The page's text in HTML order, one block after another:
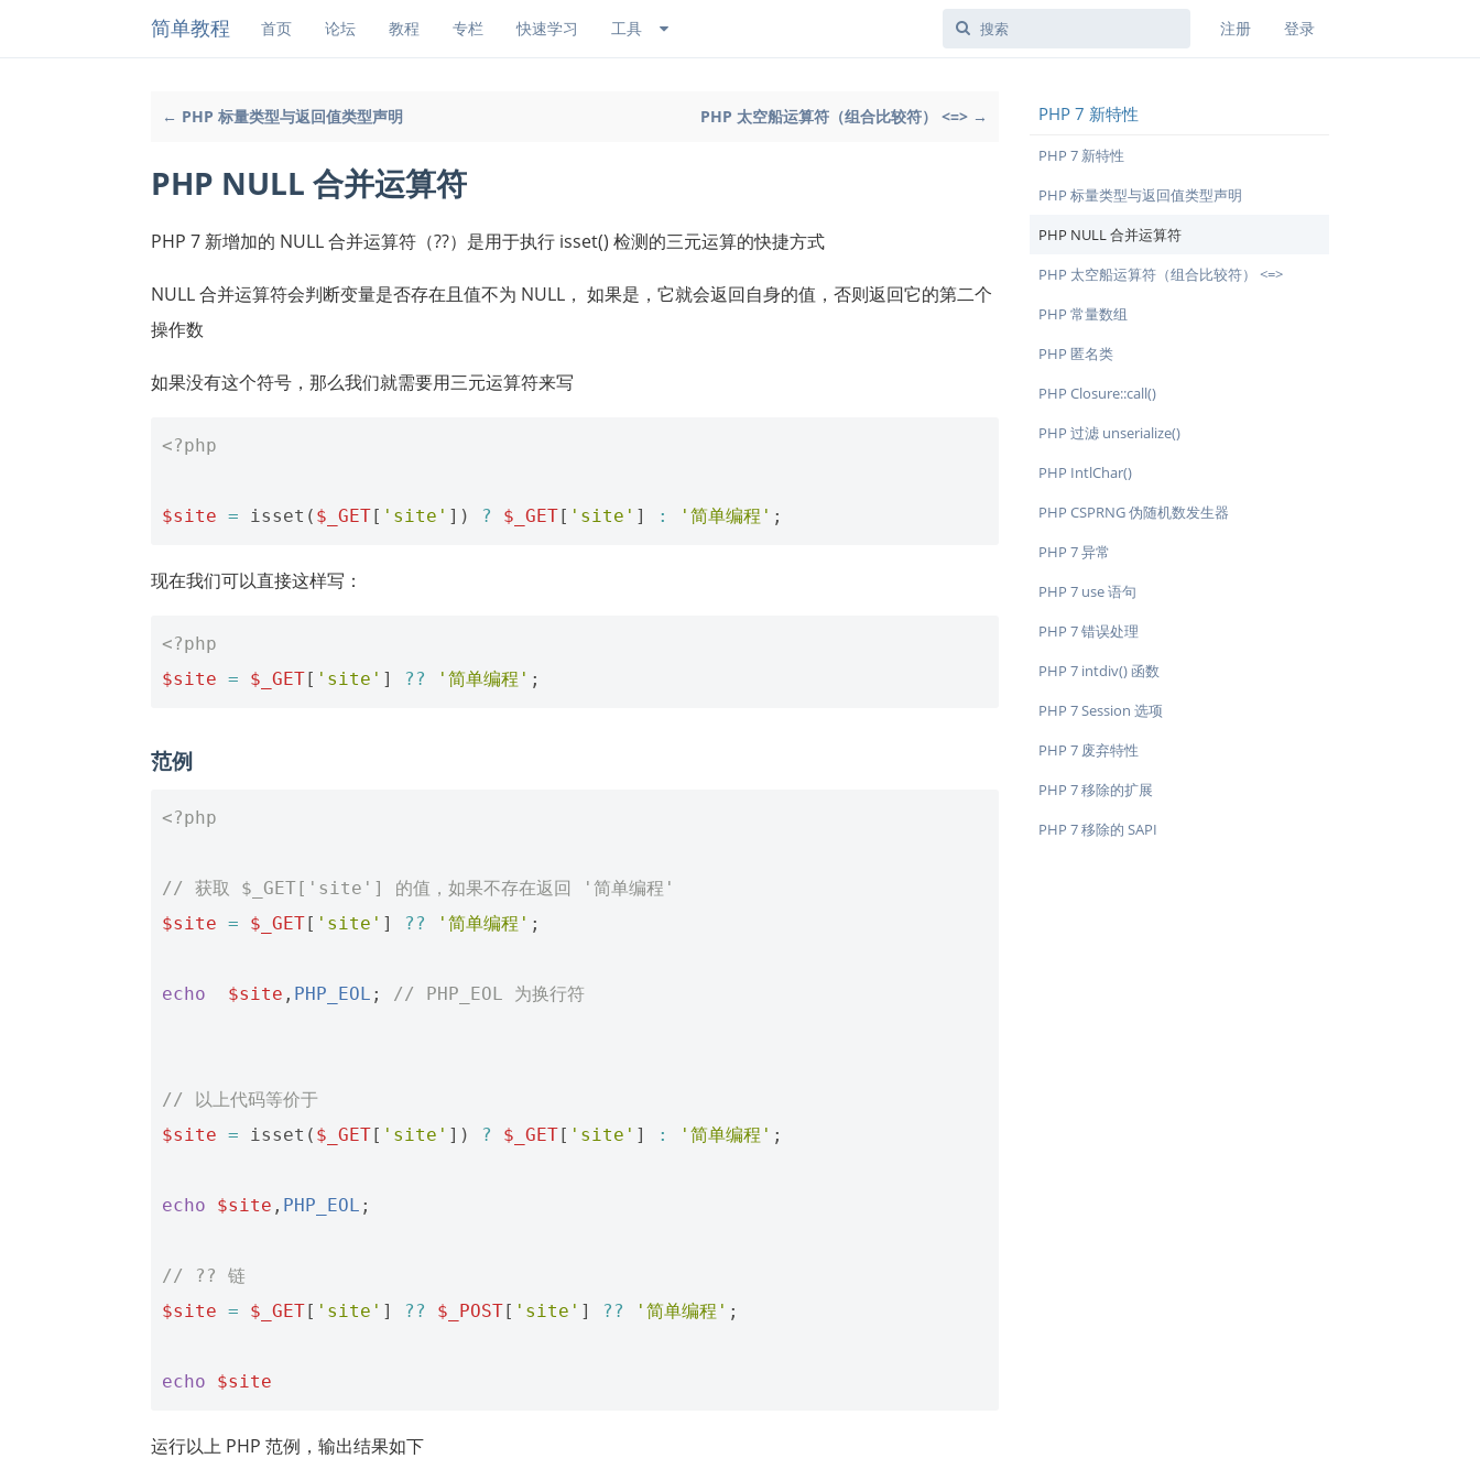
简单教程 首页 论坛 教程 专栏 快速学习 工具 注册 登录
← PHP 标量类型与返回值类型声明 PHP 太空船运算符（组合比较符） <=> →
PHP NULL 合并运算符
PHP 7 新增加的 NULL 合并运算符（??）是用于执行 isset() 检测的三元运算的快捷方式
NULL 合并运算符会判断变量是否存在且值不为 NULL， 如果是，它就会返回自身的值，否则返回它的第二个
操作数
如果没有这个符号，那么我们就需要用三元运算符来写
<?php
$site = isset ( $_GET[ 'site' ]) ? $_GET[ 'site' ] : '简单编程' ;
现在我们可以直接这样写：
<?php
$site = $_GET[ 'site' ] ?? '简单编程' ;
范例
<?php
// 获取 $_GET['site'] 的值，如果不存在返回 '简单编程'
$site = $_GET[ 'site' ] ?? '简单编程' ;
echo $site , PHP_EOL ; // PHP_EOL 为换行符
// 以上代码等价于
$site = isset ( $_GET[ 'site' ]) ? $_GET[ 'site' ] : '简单编程' ;
echo $site , PHP_EOL ;
// ?? 链
$site = $_GET[ 'site' ] ?? $_POST[ 'site' ] ?? '简单编程' ;
echo $site
运行以上 PHP 范例，输出结果如下
PHP 7 新特性
PHP 7 新特性
PHP 标量类型与返回值类型声明
PHP NULL 合并运算符
PHP 太空船运算符（组合比较符） <=>
PHP 常量数组
PHP 匿名类
PHP Closure::call()
PHP 过滤 unserialize()
PHP IntlChar()
PHP CSPRNG 伪随机数发生器
PHP 7 异常
PHP 7 use 语句
PHP 7 错误处理
PHP 7 intdiv() 函数
PHP 7 Session 选项
PHP 7 废弃特性
PHP 7 移除的扩展
PHP 7 移除的 SAPI